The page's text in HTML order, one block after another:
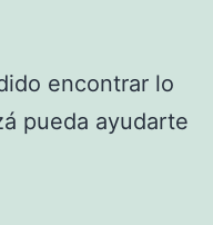
encontrar lo
pueda ayudarte